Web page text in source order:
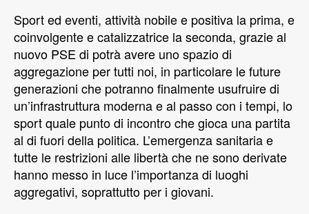
Sport ed eventi, attività nobile e positiva la prima, e
coinvolgente e catalizzatrice la seconda, grazie al
nuovo PSE di potrà avere uno spazio di
aggregazione per tutti noi, in particolare le future
generazioni che potranno finalmente usufruire di
un’infrastruttura moderna e al passo con i tempi, lo
sport quale punto di incontro che gioca una partita
al di fuori della politica. L’emergenza sanitaria e
tutte le restrizioni alle libertà che ne sono derivate
hanno messo in luce l’importanza di luoghi
aggregativi, soprattutto per i giovani.